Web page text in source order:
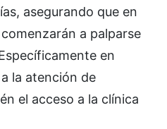
asegurando que en
a palparse
en
la atención de
el acceso a la clínica